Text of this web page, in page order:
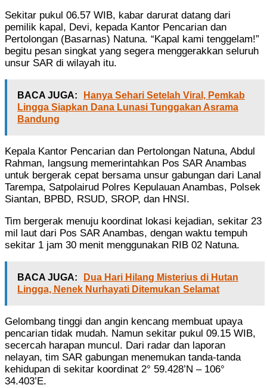
Sekitar pukul 06.57 WIB, kabar darurat datang dari
pemilik kapal, Devi, kepada Kantor Pencarian dan
Pertolongan (Basarnas) Natuna. “Kapal kami tenggelam!”
begitu pesan singkat yang segera menggerakkan seluruh
unsur SAR di wilayah itu.
BACA JUGA:
Hanya Sehari Setelah Viral, Pemkab
Lingga Siapkan Dana Lunasi Tunggakan Asrama
Bandung
Kepala Kantor Pencarian dan Pertolongan Natuna, Abdul
Rahman, langsung memerintahkan Pos SAR Anambas
untuk bergerak cepat bersama unsur gabungan dari Lanal
Tarempa, Satpolairud Polres Kepulauan Anambas, Polsek
Siantan, BPBD, RSUD, SROP, dan HNSI.
Tim bergerak menuju koordinat lokasi kejadian, sekitar 23
mil laut dari Pos SAR Anambas, dengan waktu tempuh
sekitar 1 jam 30 menit menggunakan RIB 02 Natuna.
BACA JUGA:
Dua Hari Hilang Misterius di Hutan
Lingga, Nenek Nurhayati Ditemukan Selamat
Gelombang tinggi dan angin kencang membuat upaya
pencarian tidak mudah. Namun sekitar pukul 09.15 WIB,
secercah harapan muncul. Dari radar dan laporan
nelayan, tim SAR gabungan menemukan tanda-tanda
kehidupan di sekitar koordinat 2° 59.428’N – 106°
34.403’E.